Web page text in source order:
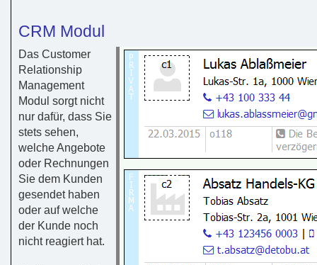
CRM Modul
Das Customer
Relationship
Management
Modul sorgt nicht
nur dafür, dass Sie
stets sehen,
welche Angebote
oder Rechnungen
Sie dem Kunden
gesendet haben
oder auf welche
der Kunde noch
nicht reagiert hat.